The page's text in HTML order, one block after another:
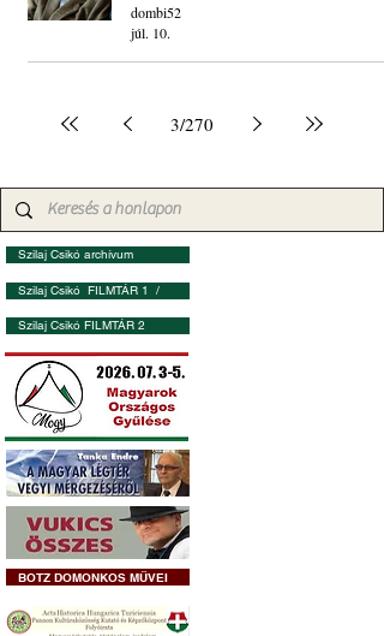
dombi52
júl. 10.
3/270
Szilaj Csikó archívum
Szilaj Csikó FILMTÁR 1 /
Szilaj Csikó FILMTÁR 2
BOTZ DOMONKOS MŰVEI